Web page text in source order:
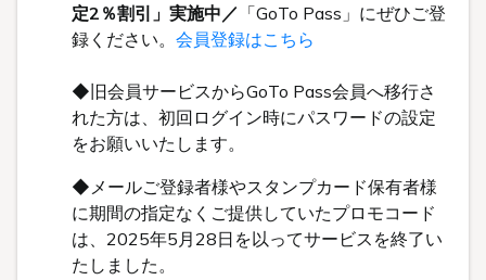
定2％割引」実施中／ 「GoTo Pass」にぜひご登
録ください。 会員登録はこちら
◆旧会員サービスからGoTo Pass会員へ移行さ
れた方は、初回ログイン時にパスワードの設定
をお願いいたします。
◆メールご登録者様やスタンプカード保有者様
に期間の指定なくご提供していたプロモコード
は、2025年5月28日を以ってサービスを終了い
たしました。